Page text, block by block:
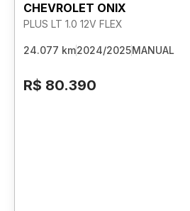
CHEVROLET ONIX
PLUS LT 1.0 12V FLEX
24.077 km2024/2025MANUAL
R$ 80.390